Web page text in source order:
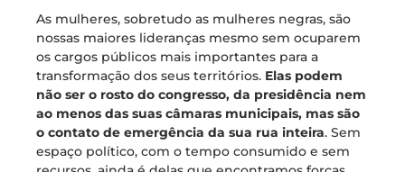
As mulheres, sobretudo as mulheres negras, são
nossas maiores lideranças mesmo sem ocuparem
os cargos públicos mais importantes para a
transformação dos seus territórios. Elas podem
não ser o rosto do congresso, da presidência nem
ao menos das suas câmaras municipais, mas são
o contato de emergência da sua rua inteira. Sem
espaço político, com o tempo consumido e sem